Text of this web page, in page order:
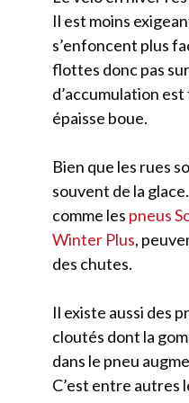
Il est moins
s’enfoncent plus
flottes donc pas
d’accumulation
épaisse boue.
Bien que les rues
souvent de la
comme les pneus
Winter Plus,
des chutes.
Il existe aussi des
cloutés dont la
dans le pneu
C’est entre autres